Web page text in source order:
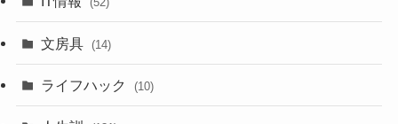
文房具 (14)
ライフハック (10)